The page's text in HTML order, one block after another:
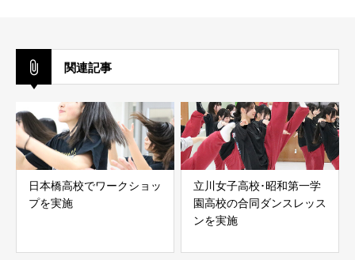
関連記事
日本橋高校でワークショッ
プを実施
立川女子高校･昭和第一学
園高校の合同ダンスレッス
ンを実施